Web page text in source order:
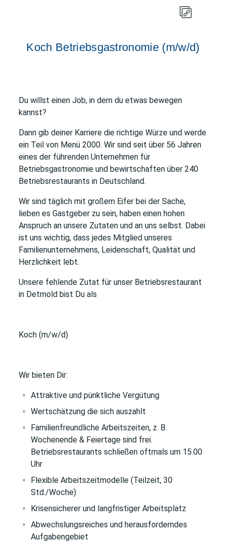
Koch Betriebsgastronomie (m/w/d)
Du willst einen Job, in dem du etwas bewegen
kannst?
Dann gib deiner Karriere die richtige Würze und werde
ein Teil von Menü 2000. Wir sind seit über 56 Jahren
eines der führenden Unternehmen für
Betriebsgastronomie und bewirtschaften über 240
Betriebsrestaurants in Deutschland.
Wir sind täglich mit großem Eifer bei der Sache,
lieben es Gastgeber zu sein, haben einen hohen
Anspruch an unsere Zutaten und an uns selbst. Dabei
ist uns wichtig, dass jedes Mitglied unseres
Familienunternehmens, Leidenschaft, Qualität und
Herzlichkeit lebt.
Unsere fehlende Zutat fürunser Betriebsrestaurant
in Detmoldbist Du als
Koch (m/w/d)
Wir bieten Dir:
Attraktive und pünktliche Vergütung
Wertschätzung die sich auszahlt
Familienfreundliche Arbeitszeiten, z. B.
Wochenende & Feiertage sind frei.
Betriebsrestaurants schließen oftmals um 15.00
Uhr
Flexible Arbeitszeitmodelle (Teilzeit, 30
Std./Woche)
Krisensicherer und langfristiger Arbeitsplatz
Abwechslungsreiches und herausforderndes
Aufgabengebiet